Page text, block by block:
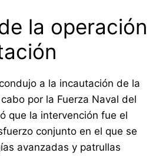
la operación
a la incautación de la
por la Fuerza Naval del
que la intervención fue el
conjunto en el que se
avanzadas y patrullas